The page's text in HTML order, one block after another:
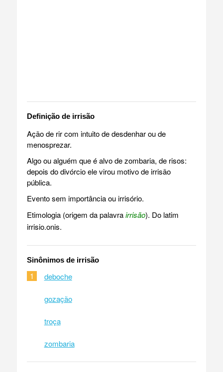
Definição de irrisão
Ação de rir com intuito de desdenhar ou de
menosprezar.
Algo ou alguém que é alvo de zombaria, de risos:
depois do divórcio ele virou motivo de irrisão
pública.
Evento sem importância ou irrisório.
Etimologia (origem da palavrairrisão). Do latim
irrisio.onis.
Sinônimos de irrisão
1 deboche
gozação
troça
zombaria